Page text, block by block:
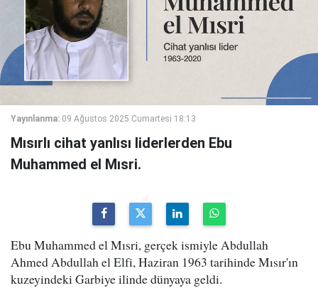
Yayınlanma: 09 Ağustos 2025 Cumartesi 18:13
Mısırlı cihat yanlısı liderlerden Ebu
Muhammed el Mısri.
Ebu Muhammed el Mısri, gerçek ismiyle Abdullah
Ahmed Abdullah el Elfi, Haziran 1963 tarihinde Mısır'ın
kuzeyindeki Garbiye ilinde dünyaya geldi.